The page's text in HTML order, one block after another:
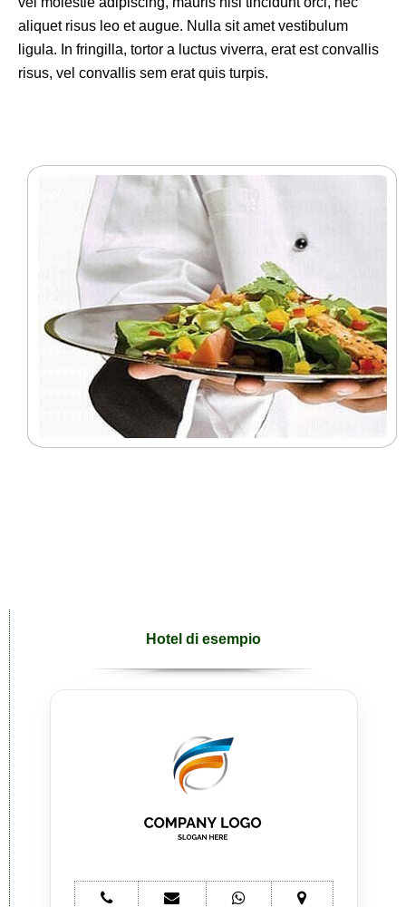
aliquet risus leo et augue. Nulla sit amet vestibulum
ligula. In fringilla, tortor a luctus viverra, erat est convallis
risus, vel convallis sem erat quis turpis.
Hotel di esempio
telefono
e-
whatsapp mappa